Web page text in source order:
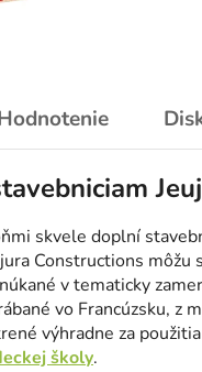
skvele doplní
Constructions
v tematicky
vo Francúzsku, z
výhradne za
školy.